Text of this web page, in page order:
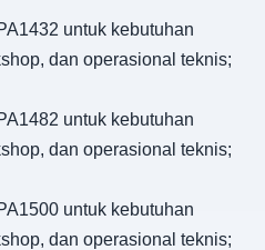
untuk kebutuhan
dan operasional teknis;
untuk kebutuhan
dan operasional teknis;
untuk kebutuhan
dan operasional teknis;